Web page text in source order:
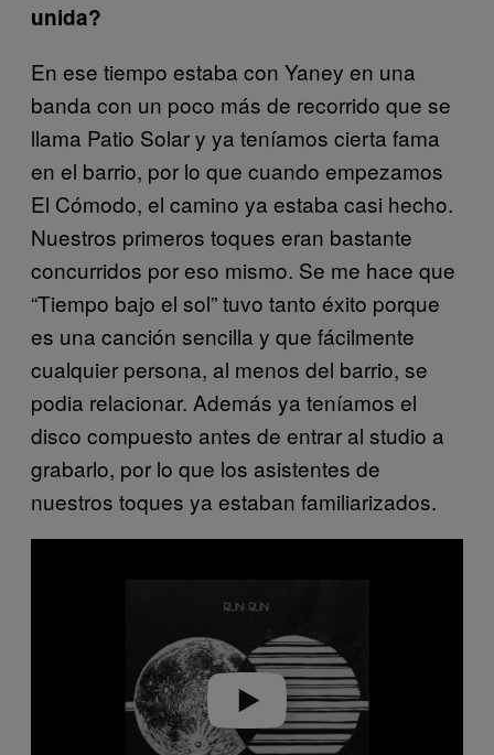
unida?
En ese tiempo estaba con Yaney en una
banda con un poco más de recorrido que se
llama Patio Solar y ya teníamos cierta fama
en el barrio, por lo que cuando empezamos
El Cómodo, el camino ya estaba casi hecho.
Nuestros primeros toques eran bastante
concurridos por eso mismo. Se me hace que
“Tiempo bajo el sol” tuvo tanto éxito porque
es una canción sencilla y que fácilmente
cualquier persona, al menos del barrio, se
podia relacionar. Además ya teníamos el
disco compuesto antes de entrar al studio a
grabarlo, por lo que los asistentes de
nuestros toques ya estaban familiarizados.
Play video